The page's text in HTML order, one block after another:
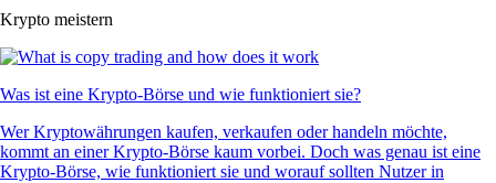
Krypto meistern
Was ist eine Krypto-Börse und wie funktioniert sie?
Wer Kryptowährungen kaufen, verkaufen oder handeln möchte,
kommt an einer Krypto-Börse kaum vorbei. Doch was genau ist eine
Krypto-Börse, wie funktioniert sie und worauf sollten Nutzer in